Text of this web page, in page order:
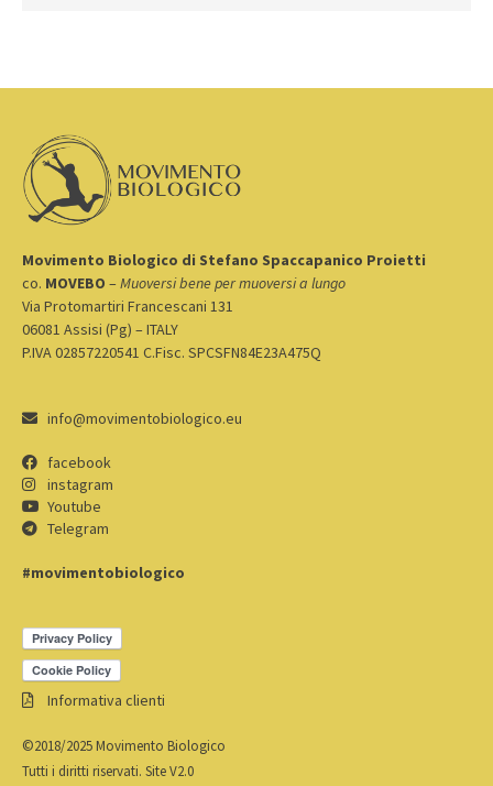
Movimento Biologico di Stefano Spaccapanico Proietti
co. MOVEBO – Muoversi bene per muoversi a lungo
Via Protomartiri Francescani 131
06081 Assisi (Pg) – ITALY
P.IVA 02857220541 C.Fisc. SPCSFN84E23A475Q
info@movimentobiologico.eu
facebook
instagram
Youtube
Telegram
#movimentobiologico
Informativa clienti
©2018/2025 Movimento Biologico
Tutti i diritti riservati. Site V2.0